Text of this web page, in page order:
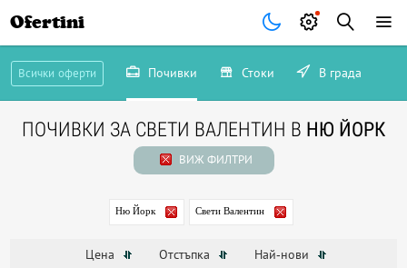
Ofertini
Всички оферти Почивки Стоки В града
ПОЧИВКИ ЗА СВЕТИ ВАЛЕНТИН В НЮ ЙОРК
ВИЖ ФИЛТРИ
Ню Йорк Свети Валентин
Цена Отстъпка Най-нови